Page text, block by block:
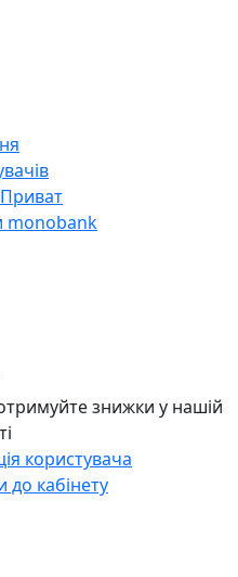
monobank
знижки у нашій
користувача
до кабінету